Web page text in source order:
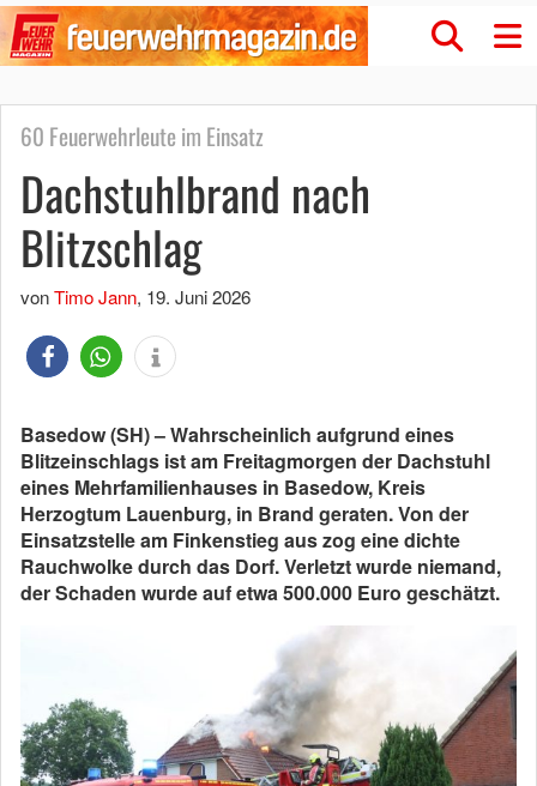
60 Feuerwehrleute im Einsatz
Dachstuhlbrand nach
Blitzschlag
vonTimo Jann, 19. Juni 2026
Basedow (SH) – Wahrscheinlich aufgrund eines
Blitzeinschlags ist am Freitagmorgen der Dachstuhl
eines Mehrfamilienhauses in Basedow, Kreis
Herzogtum Lauenburg, in Brand geraten. Von der
Einsatzstelle am Finkenstieg aus zog eine dichte
Rauchwolke durch das Dorf. Verletzt wurde niemand,
der Schaden wurde auf etwa 500.000 Euro geschätzt.